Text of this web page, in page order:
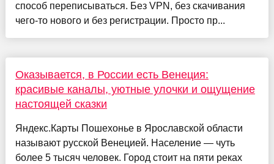
способ переписываться. Без VPN, без скачивания
чего-то нового и без регистрации. Просто пр...
Оказывается, в России есть Венеция:
красивые каналы, уютные улочки и ощущение
настоящей сказки
Яндекс.Карты Пошехонье в Ярославской области
называют русской Венецией. Население — чуть
более 5 тысяч человек. Город стоит на пяти реках